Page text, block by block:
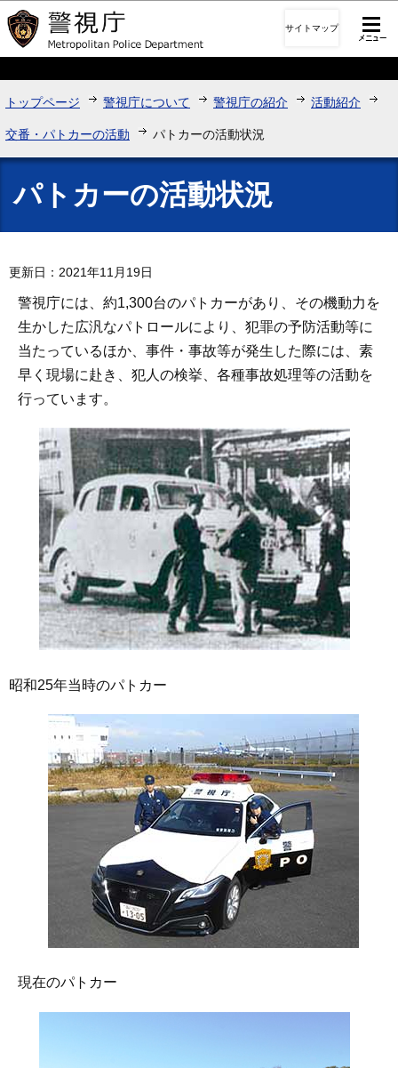
このページの本文へ移動
サイトマップ
トップページ 警視庁について 警視庁の紹介 活動紹介
交番・パトカーの活動 パトカーの活動状況
パトカーの活動状況
更新日：2021年11月19日
警視庁には、約1,300台のパトカーがあり、その機動力を
生かした広汎なパトロールにより、犯罪の予防活動等に
当たっているほか、事件・事故等が発生した際には、素
早く現場に赴き、犯人の検挙、各種事故処理等の活動を
行っています。
昭和25年当時のパトカー
現在のパトカー